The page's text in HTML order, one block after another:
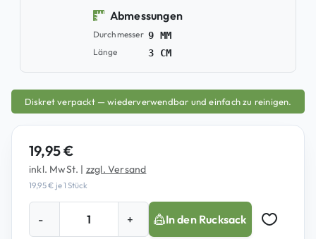
Abmessungen
Durchmesser 9 MM
Länge 3 CM
Diskret verpackt — wiederverwendbar und einfach zu reinigen.
19,95€
inkl. MwSt. | zzgl. Versand
19,95€ je 1 Stück
- + In den Rucksack
Auf